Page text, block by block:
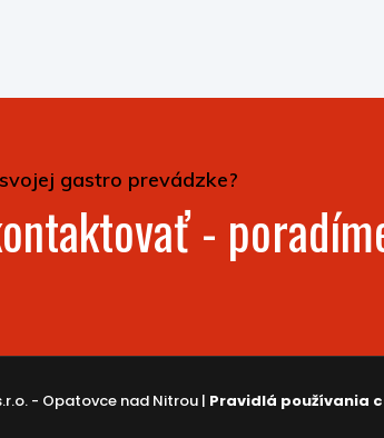
gastro prevádzke?
-
- Opatovce nad Nitrou | Pravidlá používania